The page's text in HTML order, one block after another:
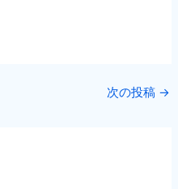
次の投稿 →